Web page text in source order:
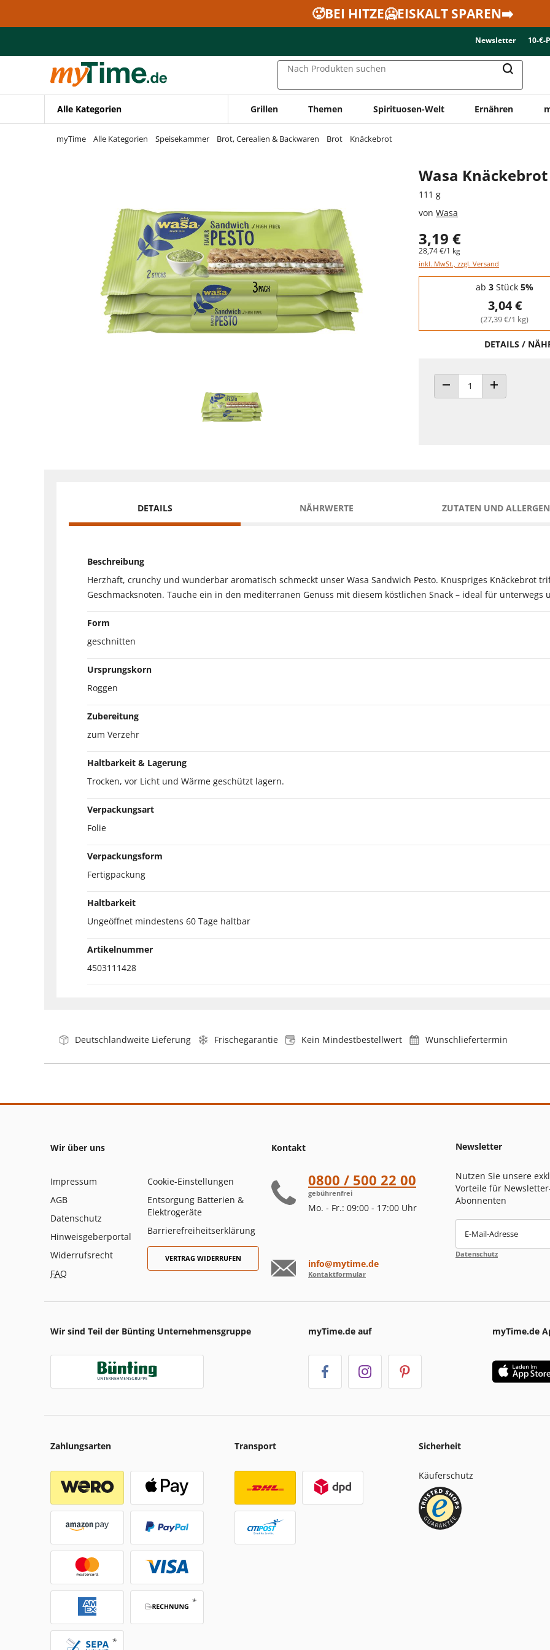
Zur Navigation springen
🥵BEI HITZE🥶EISKALT SPAREN➡️
Newsletter 10-€-
Nach Produkten suchen
Alle Kategorien Grillen Themen Spirituosen-Welt Ernähren
myTime Alle Kategorien Speisekammer Brot, Cerealien & Backwaren Brot Knäckebrot
Wasa
111 g
von Wasa
3,19 €
28,74 €/1 kg
inkl. MwSt., zzgl. Versand
Staffelpreise - Mengenrabatt
ab 3 Stück 5%
3,04 €
(27,39 €/1 kg)
DETAILS /
ANZAHL VERRINGERN
ANZAHL
DETAILS NÄHRWERTE ZUTATEN UND
Beschreibung
Herzhaft, crunchy und wunderbar aromatisch schmeckt unser Wasa Sandwich Pesto. Knuspriges Knäckebrot
Geschmacksnoten. Tauche ein in den mediterranen Genuss mit diesem köstlichen Snack – ideal für unterwegs
Form
geschnitten
Ursprungskorn
Roggen
Zubereitung
zum Verzehr
Haltbarkeit & Lagerung
Trocken, vor Licht und Wärme geschützt lagern.
Verpackungsart
Folie
Verpackungsform
Fertigpackung
Haltbarkeit
Ungeöffnet mindestens 60 Tage haltbar
Artikelnummer
4503111428
Deutschlandweite Lieferung Frischegarantie Kein Mindestbestellwert Wunschliefertermin
Wir über uns
Impressum
AGB
Datenschutz
Hinweisgeberportal
Widerrufsrecht
FAQ
Cookie-Einstellungen
Entsorgung Batterien &
Elektrogeräte
Barrierefreiheitserklärung
VERTRAG WIDERRUFEN
Kontakt
0800 / 500 22 00
gebührenfrei
Mo. - Fr.: 09:00 - 17:00 Uhr
info@mytime.de
Kontaktformular
Newsletter
Nutzen Sie unsere
Vorteile für
Abonnenten
E-Mail-Adresse
Datenschutz
Wir sind Teil der Bünting Unternehmensgruppe myTime.de auf myTime.de
Zahlungsarten Transport Sicherheit
Käuferschutz